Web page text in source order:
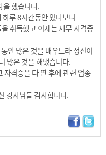
했습니다.
루 8시간동안 있다보니
취득했고 이제는 세무 자격증
안 많은 것을 배우느라 정신이
많은 것을 해냈습니다.
자격증을 다 딴 후에 관련 업종
강사님들 감사합니다.